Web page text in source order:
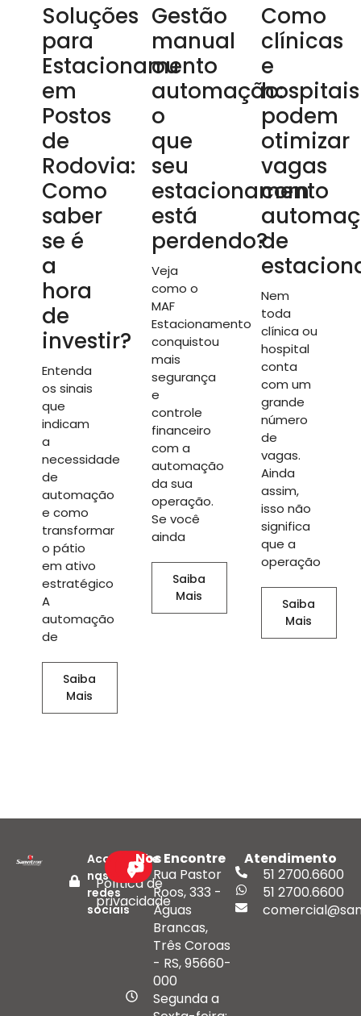
Soluções
para
Estacionamento
em
Postos
de
Rodovia:
Como
saber
se é
a
hora
de
investir?
Entenda
os sinais
que
indicam
a
necessidade
de
automação
e como
transformar
o pátio
em ativo
estratégico
A
automação
de
Saiba
Mais
Gestão
manual
ou
automação:
o
que
seu
estacionamento
está
perdendo?
Veja
como o
MAF
Estacionamento
conquistou
mais
segurança
e
controle
financeiro
com a
automação
da sua
operação.
Se você
ainda
Saiba
Mais
Como
clínicas
e
hospitais
podem
otimizar
vagas
com
de
Nem
toda
clínica ou
hospital
conta
com um
grande
número
de
vagas.
Ainda
assim,
isso não
significa
que a
operação
Saiba
Mais
Política de
privacidade
Acompanhe
nas
redes
sociais
Nos Encontre
Rua Pastor
Roos, 333 -
Águas
Brancas,
Três Coroas
- RS, 95660-
000
Segunda a
Atendimento
51 2700.6600
51 2700.6600